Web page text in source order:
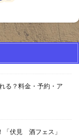
る？料金・予約・ア
「伏見 酒フェス」